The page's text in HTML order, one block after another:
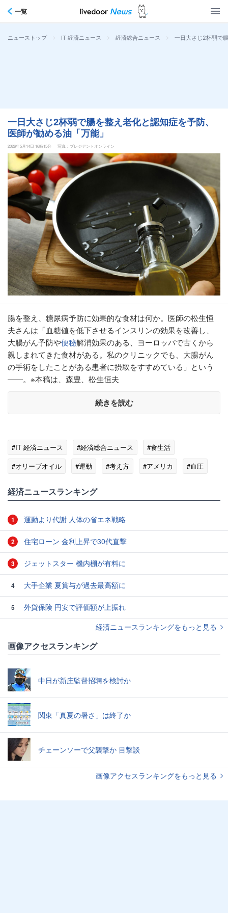
一覧
ニューストップ > IT 経済ニュース > 経済総合ニュース > 一日大さじ2杯弱で
一日大さじ2杯弱で腸を整え老化と認知症を予防、
医師が勧める油「万能」
2026年5月14日 16時15分 写真：プレジデントオンライン
腸を整え、糖尿病予防に効果的な食材は何か。医師の松生恒
夫さんは「血糖値を低下させるインスリンの効果を改善し、
大腸がん予防や便秘解消効果のある、ヨーロッパで古くから
親しまれてきた食材がある。私のクリニックでも、大腸がん
の手術をしたことがある患者に摂取をすすめている」という
――。※本稿は、森豊、松生恒夫
続きを読む
#IT 経済ニュース #経済総合ニュース
#食生活
#オリーブオイル
#運動 #考え方 #アメリカ
#血圧
経済ニュースランキング
1 運動より代謝 人体の省エネ戦略
2 住宅ローン 金利上昇で30代直撃
3 ジェットスター 機内棚が有料に
4 大手企業 夏賞与が過去最高額に
5
外貨保険 円安で評価額が上振れ
経済ニュースランキングをもっと見る
画像アクセスランキング
中日が新庄監督招聘を検討か
関東「真夏の暑さ」は終了か
チェーンソーで父襲撃か 目撃談
画像アクセスランキングをもっと見る